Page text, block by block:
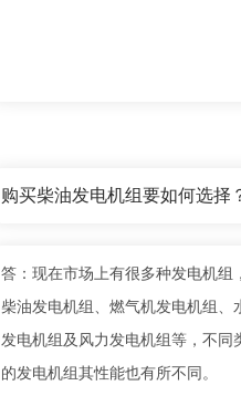
购买柴油发电机组要如何选择
答：现在市场上有很多种发电机组
柴油发电机组、燃气机发电机组、
发电机组及风力发电机组等，不同
的发电机组其性能也有所不同。